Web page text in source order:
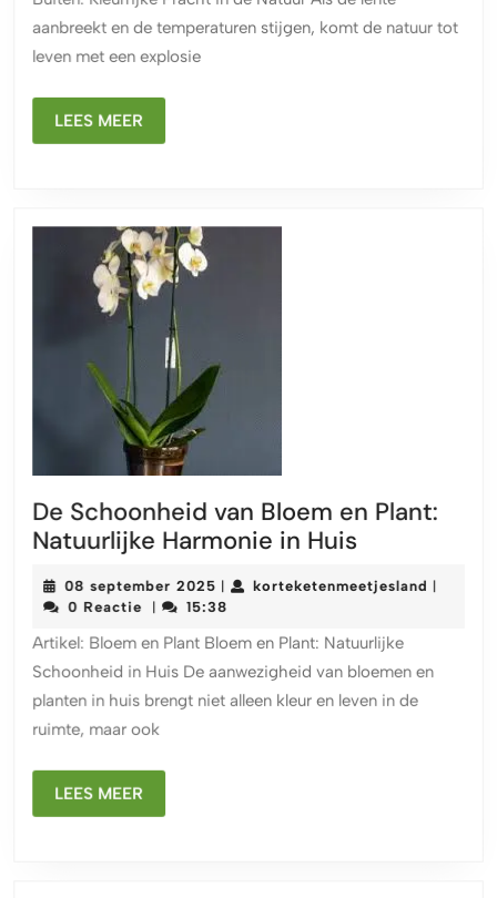
van
aanbreekt en de temperaturen stijgen, komt de natuur tot
leven met een explosie
LEES MEER
MEER
De Schoonheid van Bloem en Plant:
Natuurlijke Harmonie in HuisDe
van
en
Plant:
Natuurlijke
08 september 2025 08
september
| korteketenmeetjesland |
0 Reactie | 15:38
Artikel: Bloem en Plant Bloem en Plant: Natuurlijke
Schoonheid in Huis De aanwezigheid van bloemen en
planten in huis brengt niet alleen kleur en leven in de
ruimte, maar ook
LEES MEER
MEER